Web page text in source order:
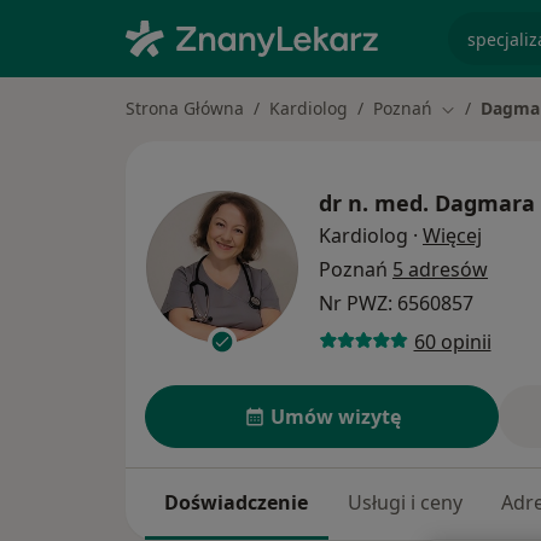
Strona Główna Kardiolog Poznań Zmień
dr n. med. Dagmara
Kardiolog · Więcej
Poznań 5 adresów
Nr PWZ: 6560857
60 opinii
Umów wizytę
Doświadczenie Usługi i ceny